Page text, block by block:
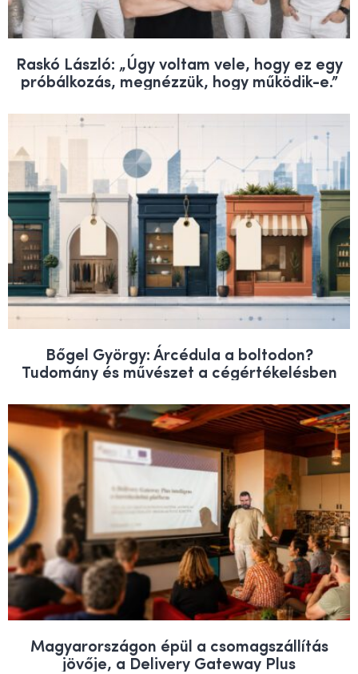
Raskó László: „Úgy voltam vele, hogy ez egy
próbálkozás, megnézzük, hogy működik-e.”
Bőgel György: Árcédula a boltodon?
Tudomány és művészet a cégértékelésben
Magyarországon épül a csomagszállítás
jövője, a Delivery Gateway Plus